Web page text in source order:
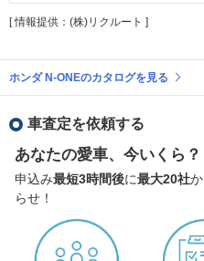
[ 情報提供：(株)リクルート ]
ホンダ N-ONEのカタログを見る
車査定を依頼する
あなたの愛車、今いくら？
申込み最短3時間後に最大20社
らせ！